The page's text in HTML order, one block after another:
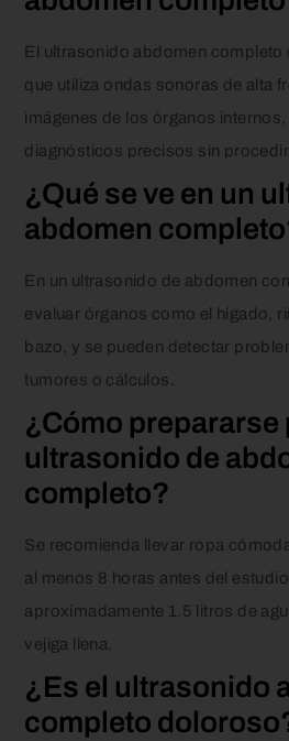
El ultrasonido abdomen completo
que utiliza ondas sonoras de alta
imágenes de los órganos
diagnósticos precisos sin
¿Qué se ve en un
abdomen
En un ultrasonido de abdomen
evaluar órganos como el hígado,
bazo, y se pueden detectar
tumores o cálculos.
¿Cómo prepararse
ultrasonido de
completo?
Se recomienda llevar ropa
al menos 8 horas antes del
aproximadamente 1.5 litros de
vejiga llena.
¿Es el ultrasonido
completo